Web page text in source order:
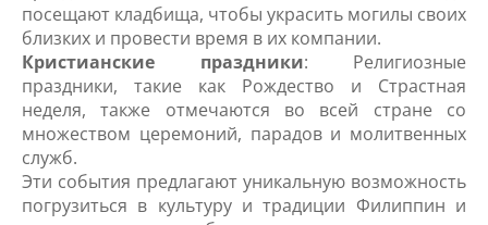
посещают кладбища, чтобы украсить могилы своих
близких и провести время в их компании.
Кристианские праздники: Религиозные
праздники, такие как Рождество и Страстная
неделя, также отмечаются во всей стране со
множеством церемоний, парадов и молитвенных
служб.
Эти события предлагают уникальную возможность
погрузиться в культуру и традиции Филиппин и